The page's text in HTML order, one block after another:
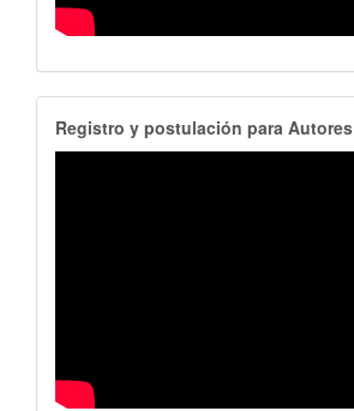
RegistroAutores
Registro y postulación para Autores